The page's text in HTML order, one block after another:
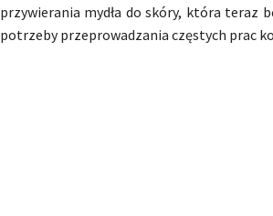
przywierania mydła do skóry, która teraz
potrzeby przeprowadzania częstych prac